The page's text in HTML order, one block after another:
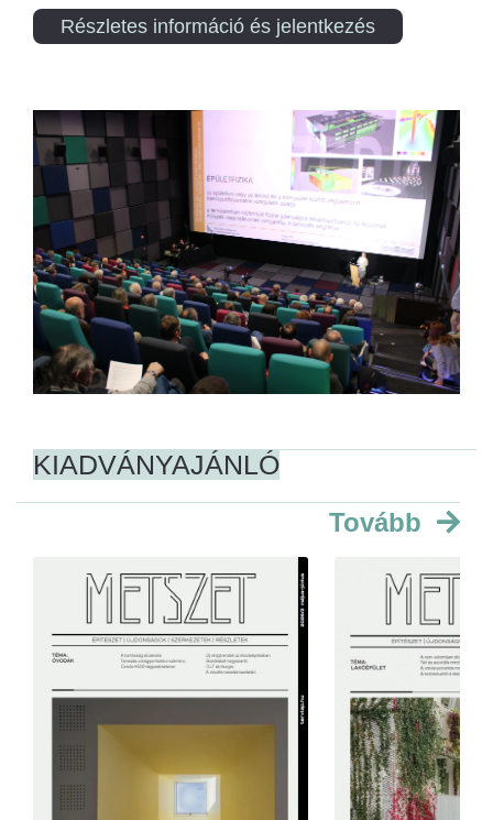
Részletes információ és jelentkezés
KIADVÁNYAJÁNLÓ
Tovább